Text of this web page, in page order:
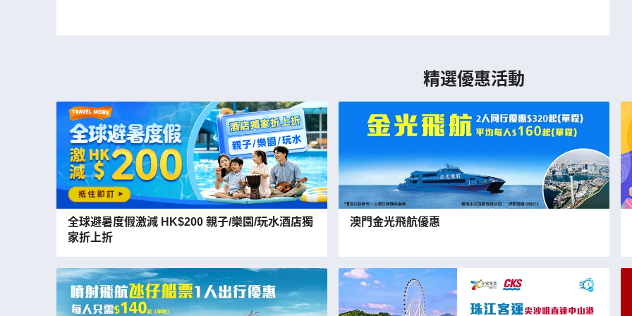
精選優惠活動
全球避暑度假激減 HK$200 親子/樂園/玩水酒店獨
家折上折
澳門金光飛航優惠